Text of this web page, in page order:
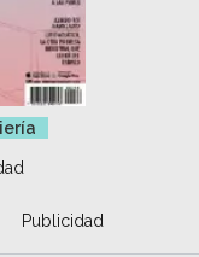
Publicidad